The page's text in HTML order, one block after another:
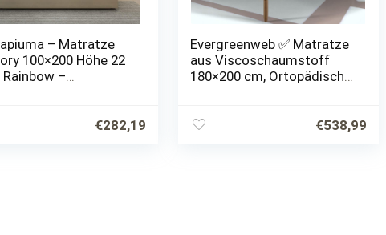
– Matratze
100×200 Höhe 22
–
Visco
€282,19
Evergreenweb ✅ Matratze
aus Viscoschaumstoff
180×200 cm, Ortopädisch,
Waschbarer Bezug,
€538,99